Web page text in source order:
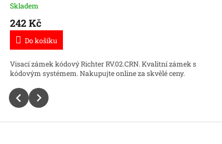
Skladem
242 Kč
Do košíku
Visací zámek kódový Richter RV.02.CRN. Kvalitní zámek s
kódovým systémem. Nakupujte online za skvělé ceny.
Z